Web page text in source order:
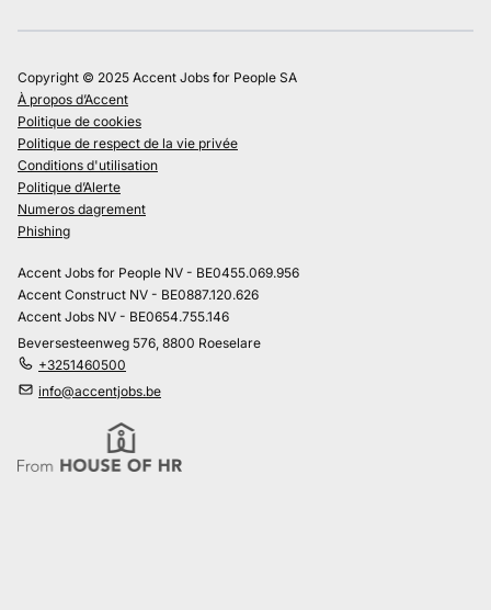
Copyright © 2025 Accent Jobs for People SA
À propos d’Accent
Politique de cookies
Politique de respect de la vie privée
Conditions d'utilisation
Politique d’Alerte
Numeros dagrement
Phishing
Accent Jobs for People NV - BE0455.069.956
Accent Construct NV - BE0887.120.626
Accent Jobs NV - BE0654.755.146
Beversesteenweg 576, 8800 Roeselare
+3251460500
info@accentjobs.be